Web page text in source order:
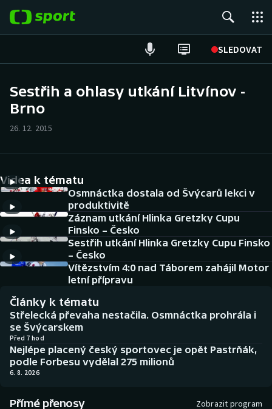
SLEDOVAT
Hokej
Cyklistika
DALŠÍ SPORTY
Americký fotbal
Baseball a softbal
Basketbal
Biatlon
Boby a skeleton
Box
NEPŘEHLÉDNĚTE
Historické návraty
Aplikace ČT sport
AZ kvíz
Sestřih a ohlasy utkání Litvínov -
Brno
26. 12. 2015
Videa k tématu
Osmnáctka dostala od Švýcarů lekci v
produktivitě
Záznam utkání Hlinka Gretzky Cupu
Finsko – Česko
Sestřih utkání Hlinka Gretzky Cupu Finsko
– Česko
Vítězstvím 4:0 nad Táborem zahájil Motor
letní přípravu
Články k tématu
Střelecká převaha nestačila. Osmnáctka prohrála i
se Švýcarskem
Před 7 hod
Nejlépe placený český sportovec je opět Pastrňák,
podle Forbesu vydělal 275 milionů
6. 8. 2026
Přímé přenosy Zobrazit program